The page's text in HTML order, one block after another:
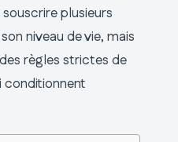
plusieurs
niveau de vie, mais
règles strictes de
conditionnent